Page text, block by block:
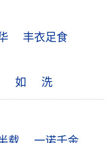
丰衣足食
如 洗
载 一诺千金